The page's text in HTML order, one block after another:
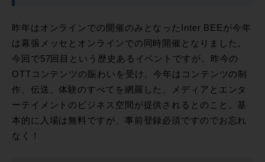
昨年はオンラインでの開催のみとなったInter BEEが今年
は幕張メッセとオンラインでの同時開催となりました。
今回で57回目という歴史あるイベントですが、昨今の
OTTコンテンツの賑わいを受け、今年はコンテンツの制
作、伝送、体験のすべてを網羅した、メディアとエンタ
ーテイメントのビジネス空間が提供されるとのこと。基
本的に入場は無料ですが、事前登録必須ですのでお忘れ
なく！